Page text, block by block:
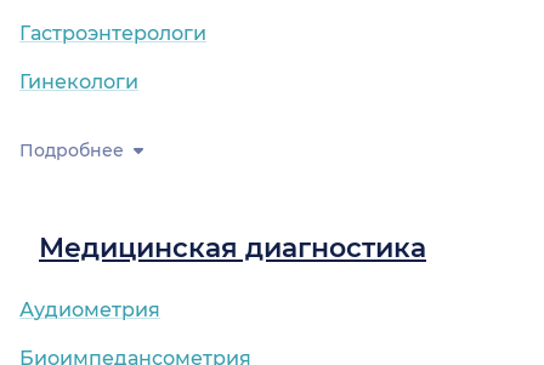
Гастроэнтерологи
Гинекологи
Подробнее
Медицинская диагностика
Аудиометрия
Биоимпедансометрия